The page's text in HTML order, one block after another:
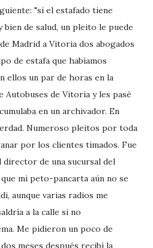
"si el estafado tiene
bien de salud, un pleito le puede
Madrid a Vitoria dos abogados
de estafa que habíamos
ellos un par de horas en la
Autobuses de Vitoria y les pasé
en un archivador. En
Numeroso pleitos por toda
por los clientes timados. Fue
director de una sucursal del
mi peto-pancarta aún no se
aunque varias radios me
a la calle si no
Me pidieron un poco de
meses después recibí la